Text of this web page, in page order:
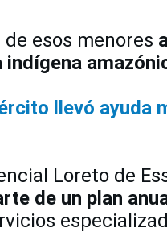
esos menores
llevó ayuda
Loreto de
de un plan